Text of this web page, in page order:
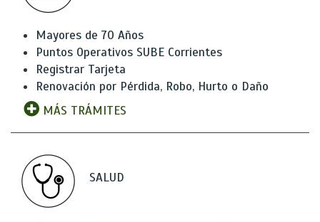
Mayores de 70 Años
Puntos Operativos SUBE Corrientes
Registrar Tarjeta
Renovación por Pérdida, Robo, Hurto o Daño
MÁS TRÁMITES
SALUD